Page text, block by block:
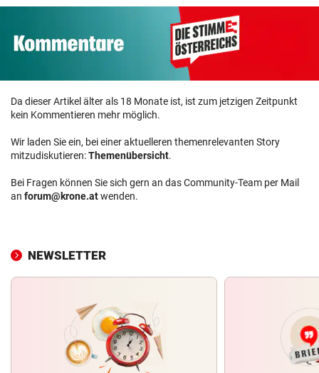
Da dieser Artikel älter als 18 Monate ist, ist zum jetzigen Zeitpunkt
kein Kommentieren mehr möglich.
Wir laden Sie ein, bei einer aktuelleren themenrelevanten Story
mitzudiskutieren:Themenübersicht.
Bei Fragen können Sie sich gern an das Community-Team per Mail
an forum@krone.atwenden.
NEWSLETTER